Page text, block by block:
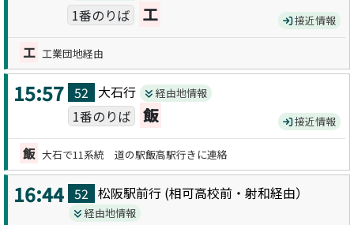
1番のりば 工 接近情報
工 工業団地経由
15:57 52 大石行 経由地情報
1番のりば 飯 接近情報
飯 大石で11系統 道の駅飯高駅行きに連絡
16:44 52 松阪駅前行 (相可高校前・射和経由）
経由地情報